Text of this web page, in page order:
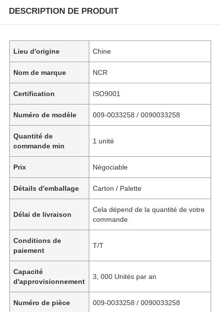
DESCRIPTION DE PRODUIT
Lieu d'origine Chine
Nom de marque NCR
Certification ISO9001
Numéro de modèle 009-0033258 / 0090033258
Quantité de
commande min
1 unité
Prix Négociable
Détails d'emballage Carton / Palette
Délai de livraison
Cela dépend de la quantité de votre
commande
Conditions de
paiement
T/T
Capacité
d'approvisionnement
3, 000 Unités par an
Numéro de pièce 009-0033258 / 0090033258